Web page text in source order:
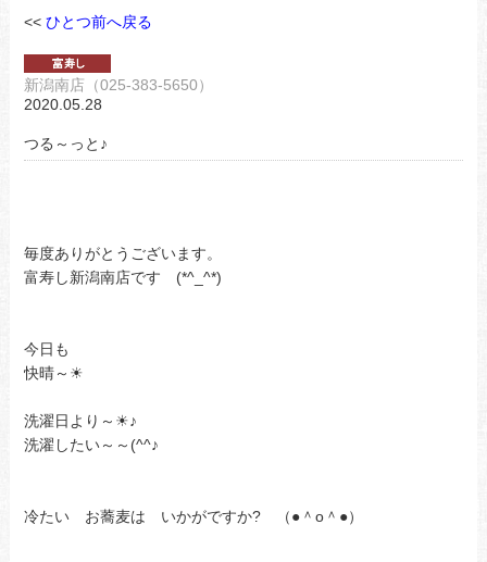
<< ひとつ前へ戻る
新潟南店（025-383-5650）
2020.05.28
つる～っと♪
毎度ありがとうございます。
富寿し新潟南店です (*^_^*)
今日も
快晴～☀
洗濯日より～☀♪
洗濯したい～～(^^♪
冷たい お蕎麦は いかがですか? （●＾o＾●）